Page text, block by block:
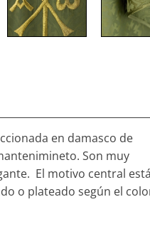
en damasco de
Son muy
El motivo central está
o plateado según el